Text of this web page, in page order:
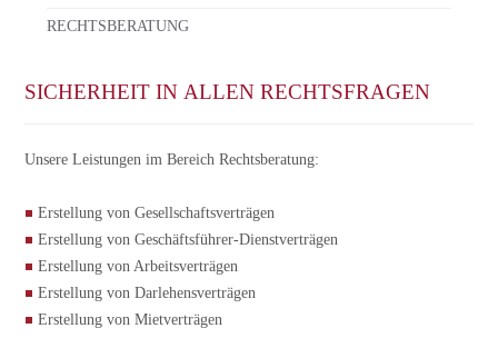
RECHTSBERATUNG
SICHERHEIT IN ALLEN RECHTSFRAGEN
Unsere Leistungen im Bereich Rechtsberatung:
Erstellung von Gesellschaftsverträgen
Erstellung von Geschäftsführer-Dienstverträgen
Erstellung von Arbeitsverträgen
Erstellung von Darlehensverträgen
Erstellung von Mietverträgen